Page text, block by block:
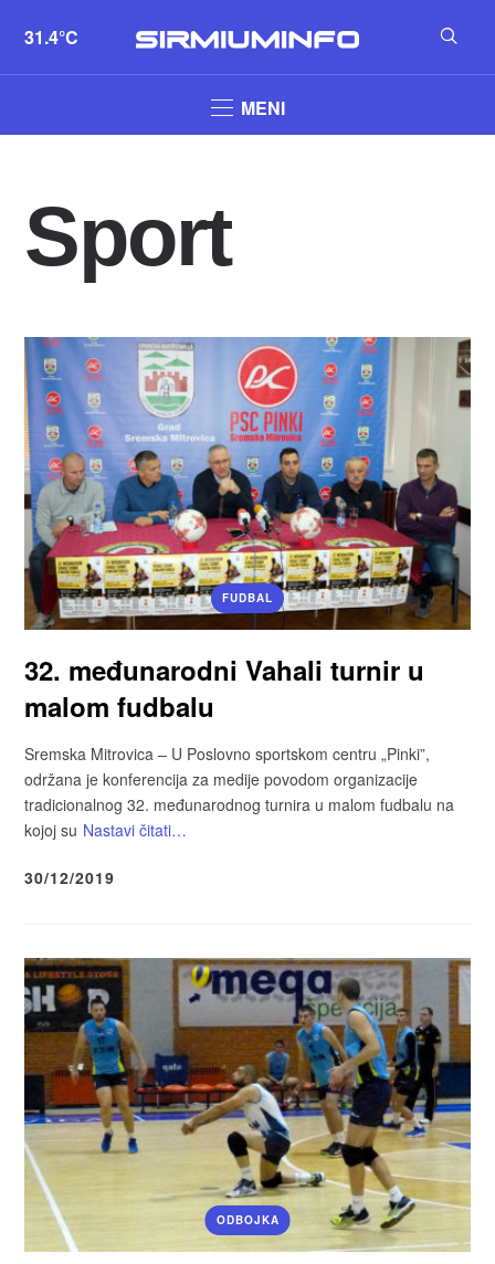
31.4°C
MENI
Sport
FUDBAL
32. međunarodni Vahali turnir u
malom fudbalu
Sremska Mitrovica – U Poslovno sportskom centru „Pinki”,
održana je konferencija za medije povodom organizacije
tradicionalnog 32. međunarodnog turnira u malom fudbalu na
kojoj su Nastavi čitati…
30/12/2019
ODBOJKA